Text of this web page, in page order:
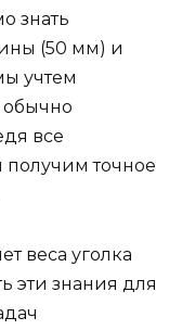
знать
(50 мм) и
учтем
обычно
все
точное
веса уголка
эти знания для